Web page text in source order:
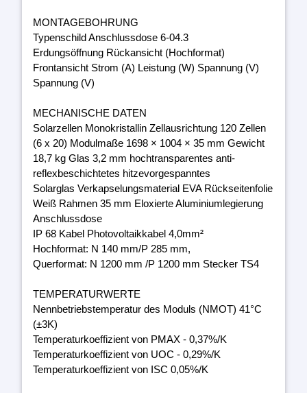
MONTAGEBOHRUNG
Typenschild Anschlussdose 6-04.3
Erdungsöffnung Rückansicht (Hochformat)
Frontansicht Strom (A) Leistung (W) Spannung (V)
Spannung (V)
MECHANISCHE DATEN
Solarzellen Monokristallin Zellausrichtung 120 Zellen
(6 x 20) Modulmaße 1698 × 1004 × 35 mm Gewicht
18,7 kg Glas 3,2 mm hochtransparentes anti-
reflexbeschichtetes hitzevorgespanntes
Solarglas Verkapselungsmaterial EVA Rückseitenfolie
Weiß Rahmen 35 mm Eloxierte Aluminiumlegierung
Anschlussdose
IP 68 Kabel Photovoltaikkabel 4,0mm²
Hochformat: N 140 mm/P 285 mm,
Querformat: N 1200 mm /P 1200 mm Stecker TS4
TEMPERATURWERTE
Nennbetriebstemperatur des Moduls (NMOT) 41°C
(±3K)
Temperaturkoeffizient von PMAX - 0,37%/K
Temperaturkoeffizient von UOC - 0,29%/K
Temperaturkoeffizient von ISC 0,05%/K